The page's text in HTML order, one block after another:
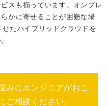
スも揃っています。オンプレ
かに寄せることが困難な場
たハイブリッドクラウドを
みにエンジニアがおこ
ご相談ください。